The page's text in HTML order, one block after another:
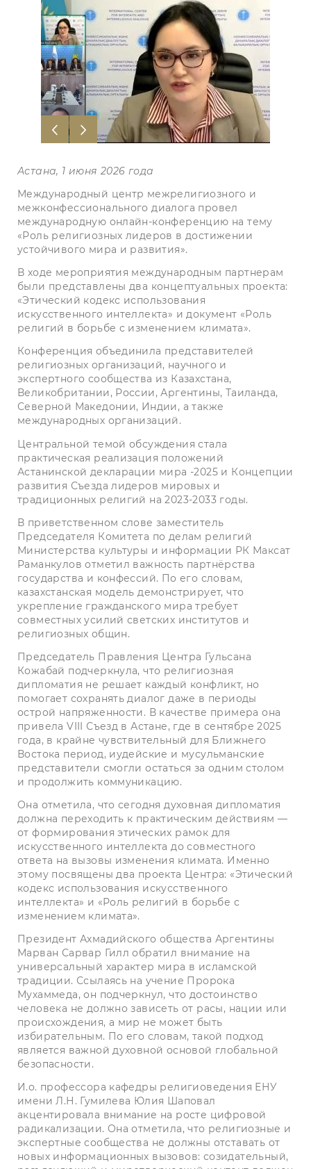
Астана, 1 июня 2026 года
Международный центр межрелигиозного и
межконфессионального диалога провел
международную онлайн-конференцию на тему
«Роль религиозных лидеров в достижении
устойчивого мира и развития».
В ходе мероприятия международным партнерам
были представлены два концептуальных проекта:
«Этический кодекс использования
искусственного интеллекта» и документ «Роль
религий в борьбе с изменением климата».
Конференция объединила представителей
религиозных организаций, научного и
экспертного сообщества из Казахстана,
Великобритании, России, Аргентины, Таиланда,
Северной Македонии, Индии, а также
международных организаций.
Центральной темой обсуждения стала
практическая реализация положений
Астанинской декларации мира -2025 и Концепции
развития Съезда лидеров мировых и
традиционных религий на 2023-2033 годы.
В приветственном слове заместитель
Председателя Комитета по делам религий
Министерства культуры и информации РК Максат
Раманкулов отметил важность партнёрства
государства и конфессий. По его словам,
казахстанская модель демонстрирует, что
укрепление гражданского мира требует
совместных усилий светских институтов и
религиозных общин.
Председатель Правления Центра Гульсана
Кожабай подчеркнула, что религиозная
дипломатия не решает каждый конфликт, но
помогает сохранять диалог даже в периоды
острой напряженности. В качестве примера она
привела VIII Съезд в Астане, где в сентябре 2025
года, в крайне чувствительный для Ближнего
Востока период, иудейские и мусульманские
представители смогли остаться за одним столом
и продолжить коммуникацию.
Она отметила, что сегодня духовная дипломатия
должна переходить к практическим действиям —
от формирования этических рамок для
искусственного интеллекта до совместного
ответа на вызовы изменения климата. Именно
этому посвящены два проекта Центра: «Этический
кодекс использования искусственного
интеллекта» и «Роль религий в борьбе с
изменением климата».
Президент Ахмадийского общества Аргентины
Марван Сарвар Гилл обратил внимание на
универсальный характер мира в исламской
традиции. Ссылаясь на учение Пророка
Мухаммеда, он подчеркнул, что достоинство
человека не должно зависеть от расы, нации или
происхождения, а мир не может быть
избирательным. По его словам, такой подход
является важной духовной основой глобальной
безопасности.
И.о. профессора кафедры религиоведения ЕНУ
имени Л.Н. Гумилева Юлия Шаповал
акцентировала внимание на росте цифровой
радикализации. Она отметила, что религиозные и
экспертные сообщества не должны отставать от
новых информационных вызовов: созидательный,